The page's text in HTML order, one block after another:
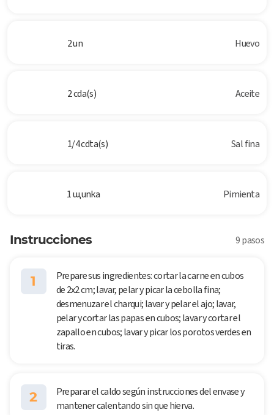
2 un Huevo
2 cda(s) Aceite
1/4 cdta(s) Sal fina
1 щипка Pimienta
Instrucciones 9 pasos
1
Prepare sus ingredientes: cortar la carne en cubos
de 2x2 cm; lavar, pelar y picar la cebolla fina;
desmenuzar el charqui; lavar y pelar el ajo; lavar,
pelar y cortar las papas en cubos; lavar y cortar el
zapallo en cubos; lavar y picar los porotos verdes en
tiras.
2
Preparar el caldo según instrucciones del envase y
mantener calentando sin que hierva.